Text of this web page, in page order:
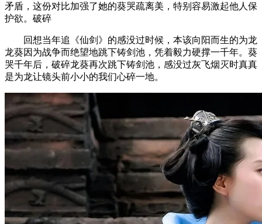
矛盾，这份对比加强了她的葵哭疏离美，特别容易激起他人保
护欲。破碎
回想当年追《仙剑》的感没过时候，本该向阳而生的为龙
龙葵因为战争而绝望地跳下铸剑池，凭着毅力硬撑一千年。葵
哭千年后，破碎龙葵再次跳下铸剑池，感没过灰飞烟灭时真真
是为龙让镜头前小小的我们心碎一地。